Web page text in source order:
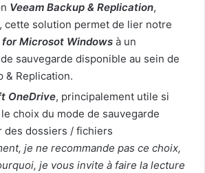
Veeam Backup & Replication,
cette solution permet de lier notre
for Microsot Windows à un
sauvegarde disponible au sein de
& Replication.
OneDrive, principalement utile si
choix du mode de sauvegarde
des dossiers / fichiers
je ne recommande pas ce choix,
je vous invite à faire la lecture